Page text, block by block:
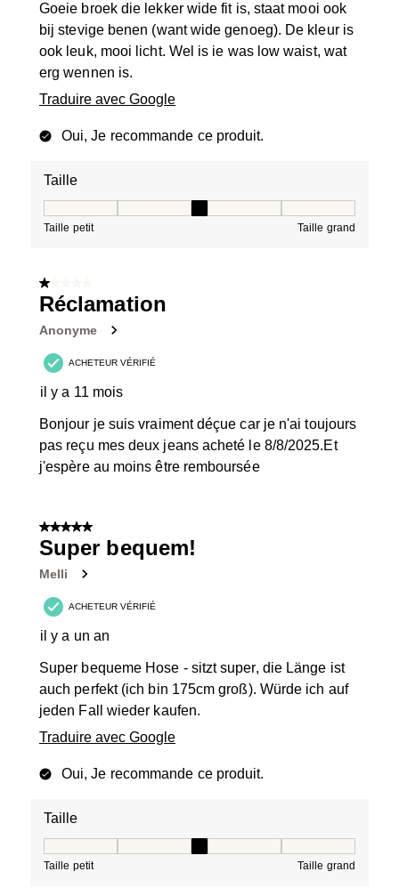
Goeie broek die lekker wide fit is, staat mooi ook
bij stevige benen (want wide genoeg). De kleur is
ook leuk, mooi licht. Wel is ie was low waist, wat
erg wennen is.
Traduire avec Google
Oui, Je recommande ce produit.
Taille
Taille petit Taille grand
1 sur 5 étoiles.
Réclamation
Anonyme
ACHETEUR VÉRIFIÉ
il y a 11 mois
Bonjour je suis vraiment déçue car je n'ai toujours
pas reçu mes deux jeans acheté le 8/8/2025.Et
j'espère au moins être remboursée
5 sur 5 étoiles.
Super bequem!
Melli
ACHETEUR VÉRIFIÉ
il y a un an
Super bequeme Hose - sitzt super, die Länge ist
auch perfekt (ich bin 175cm groß). Würde ich auf
jeden Fall wieder kaufen.
Traduire avec Google
Oui, Je recommande ce produit.
Taille
Taille petit Taille grand